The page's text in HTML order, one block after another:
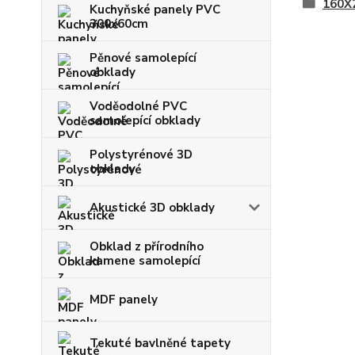
Kuchyňské panely PVC
300x60cm
Pěnové samolepící
obklady
Voděodolné PVC
samolepící obklady
Polystyrénové 3D
obklady
Akustické 3D obklady
Obklad z přírodního
kamene samolepící
MDF panely
Tekuté bavlněné tapety